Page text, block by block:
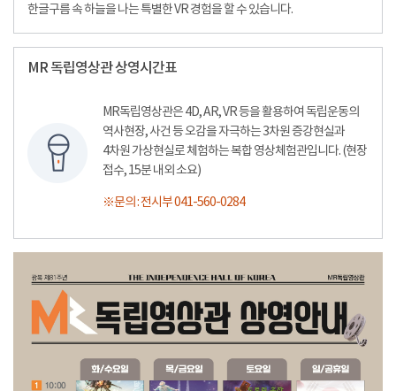
한글구름 속 하늘을 나는 특별한 VR 경험을 할 수 있습니다.
MR 독립영상관 상영시간표
MR독립영상관은 4D, AR, VR 등을 활용하여 독립운동의
역사현장, 사건 등 오감을 자극하는 3차원 증강현실과
4차원 가상현실로 체험하는 복합 영상체험관입니다. (현장
접수, 15분 내외 소요)
※문의 : 전시부 041-560-0284